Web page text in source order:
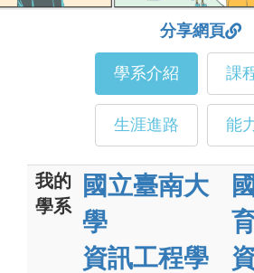
ColleGo! 大學選才與高中育才輔助系統
分享網頁
學系介紹 課
生涯進路 能
我的
學系
國立臺南大
學
資訊工程學